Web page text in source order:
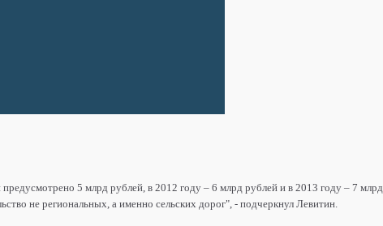
5 млрд рублей, в 2012 году – 6 млрд рублей и в 2013 году – 7 млрд
не региональных, а именно сельских дорог", - подчеркнул Левитин.